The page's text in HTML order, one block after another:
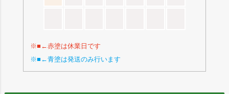
※■←赤塗は休業日です
※■←青塗は発送のみ行います